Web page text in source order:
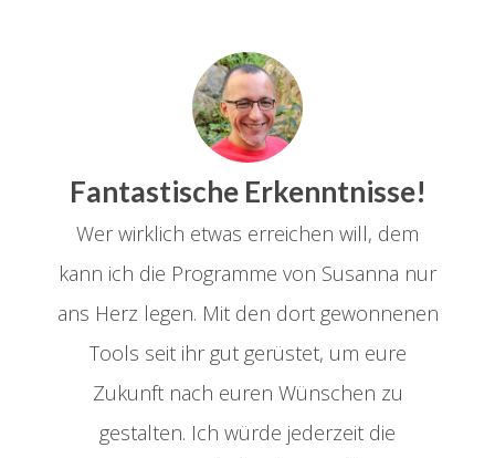
Fantastische Erkenntnisse!
Wer wirklich etwas erreichen will, dem
kann ich die Programme von Susanna nur
ans Herz legen. Mit den dort gewonnenen
Tools seit ihr gut gerüstet, um eure
Zukunft nach euren Wünschen zu
gestalten. Ich würde jederzeit die